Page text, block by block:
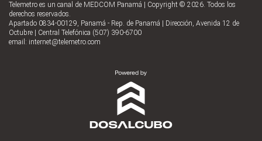
Telemetro es un canal de MEDCOM Panamá | Copyright © 2026. Todos los
derechos reservados.
Apartado 0834-00129, Panamá - Rep. de Panamá | Dirección, Avenida 12 de
Octubre | Central Telefónica (507) 390-6700
email: internet@telemetro.com